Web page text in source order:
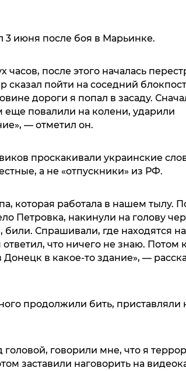
3 июня после боя в Марьинке.
часов, после этого началась
сказал пойти на соседний блокпост
дороги я попал в засаду.
повалили на колени, ударили
— отметил он.
проскакивали украинские
а не «отпускники» из РФ.
которая работала в нашем тылу.
Петровка, накинули на голову
били. Спрашивали, где находятся
ответил, что ничего не знаю. Потом
в какое-то здание», —
продолжили бить, приставляли
говорили мне, что я
заставили наговорить на